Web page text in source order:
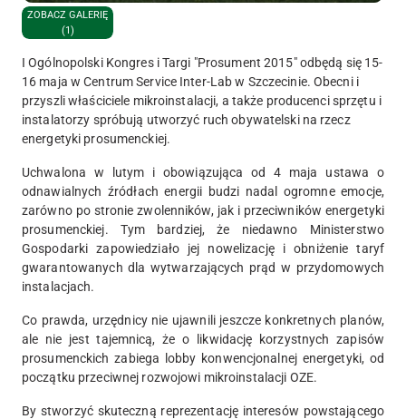
ZOBACZ GALERIĘ
(1)
I Ogólnopolski Kongres i Targi "Prosument 2015"odbędą się15-
16 maja w Centrum Service Inter-Lab w Szczecinie. Obecni i
przyszli właściciele mikroinstalacji, a także producenci sprzętu i
instalatorzy spróbują utworzyć ruch obywatelski na rzecz
energetyki prosumenckiej.
Uchwalona w lutym i obowiązująca od 4 maja ustawa o
odnawialnych źródłach energii budzi nadal ogromne emocje,
zarówno po stronie zwolenników, jak i przeciwników energetyki
prosumenckiej. Tym bardziej, że niedawno Ministerstwo
Gospodarki zapowiedziało jej nowelizację i obniżenie taryf
gwarantowanych dla wytwarzających prąd w przydomowych
instalacjach.
Co prawda, urzędnicy nie ujawnili jeszcze konkretnych planów,
ale nie jest tajemnicą, że o likwidację korzystnych zapisów
prosumenckich zabiega lobby konwencjonalnej energetyki, od
początku przeciwnej rozwojowi mikroinstalacji OZE.
By stworzyć skuteczną reprezentację interesów powstającego